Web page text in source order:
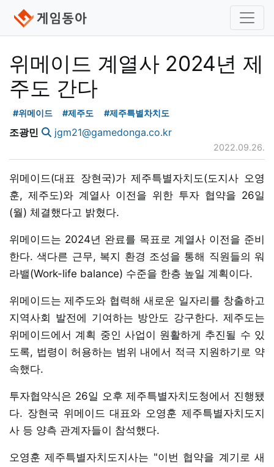
위메이드 계열사 2024년 제
주도 간다
#위메이드 #제주도 #제주특별차치도
조광민 jgm21@gamedonga.co.kr
2022.09.26.
위메이드(대표 장현국)가 제주특별자치도(도지사 오영
훈, 제주도)와 계열사 이전을 위한 투자 협약을 26일
(월) 체결했다고 밝혔다.
위메이드는 2024년 완료를 목표로 계열사 이전을 준비
한다. 색다른 근무, 복지 환경 조성을 통해 직원들의 워
라밸(Work-life balance) 수준을 한층 높일 계획이다.
위메이드는 제주도와 협력해 새로운 일자리를 창출하고
지역사회 발전에 기여하는 방안도 강구한다. 제주도는
위메이드에서 계획 중인 사업이 원활하게 추진될 수 있
도록, 법령이 허용하는 범위 내에서 적극 지원하기로 약
속했다.
투자협약식은 26일 오후 제주특별자치도청에서 진행됐
다. 장현국 위메이드 대표와 오영훈 제주특별자치도지
사 등 양측 관계자들이 참석했다.
오영훈 제주특별자치도지사는 "이번 협약을 계기로 새